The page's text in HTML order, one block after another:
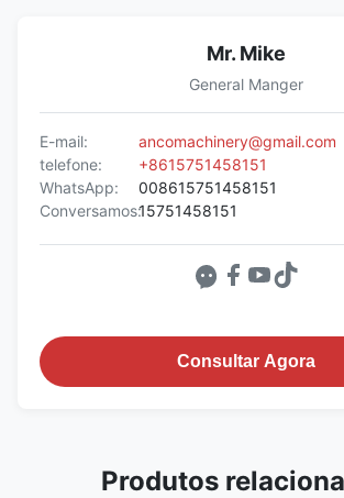
Mr. Mike
General Manger
E-mail:
ancomachinery@gmail.com
telefone:
+8615751458151
WhatsApp:
008615751458151
Conversamos:15751458151
Consultar Agora
Produtos